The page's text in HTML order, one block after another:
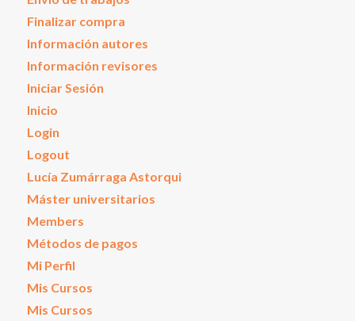
Finalizar compra
Información autores
Información revisores
Iniciar Sesión
Inicio
Login
Logout
Lucía Zumárraga Astorqui
Máster universitarios
Members
Métodos de pagos
Mi Perfil
Mis Cursos
Mis Cursos